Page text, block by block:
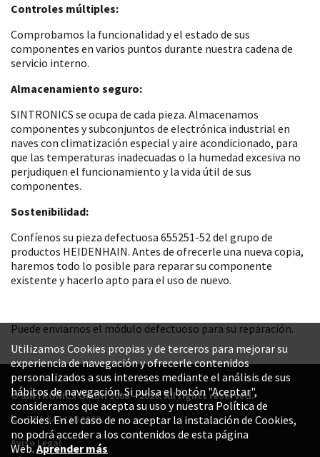
Controles múltiples:
Comprobamos la funcionalidad y el estado de sus
componentes en varios puntos durante nuestra cadena de
servicio interno.
Almacenamiento seguro:
SINTRONICS se ocupa de cada pieza. Almacenamos
componentes y subconjuntos de electrónica industrial en
naves con climatización especial y aire acondicionado, para
que las temperaturas inadecuadas o la humedad excesiva no
perjudiquen el funcionamiento y la vida útil de sus
componentes.
Sostenibilidad:
Confíenos su pieza defectuosa 655251-52 del grupo de
productos HEIDENHAIN. Antes de ofrecerle una nueva copia,
haremos todo lo posible para reparar su componente
existente y hacerlo apto para el uso de nuevo.
Puede enviarnos el módulo defectuoso para su reparación.
© SINTRONICS GmbH 2008 – 2026. All rights reserved.
+52 1 844 119 8800
Aviso Legal
Utilizamos Cookies propias y de terceros para mejorar su
experiencia de navegación y ofrecerle contenidos
personalizados a sus intereses mediante el análisis de sus
hábitos de navegación. Si pulsa el botón "Aceptar",
consideramos que acepta su uso y nuestra Política de
Cookies. En el caso de no aceptar la instalación de Cookies,
no podrá acceder a los contenidos de esta página
Web.Aprender más